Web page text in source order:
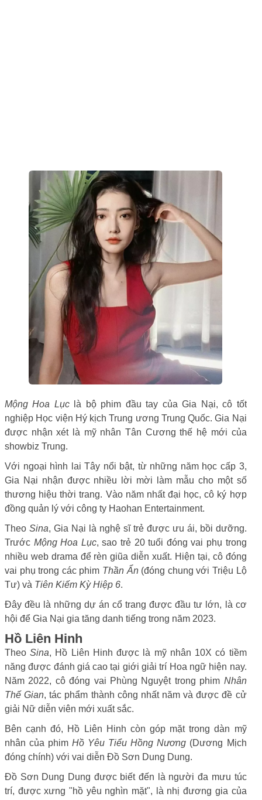
Mộng Hoa Lụclà bộ phim đầu tay của Gia Nại, cô tốt
nghiệp Học viện Hý kịch Trung ương Trung Quốc. Gia Nại
được nhận xét là mỹ nhân Tân Cương thế hệ mới của
showbiz Trung.
Với ngoại hình lai Tây nổi bật, từ những năm học cấp 3,
Gia Nại nhận được nhiều lời mời làm mẫu cho một số
thương hiệu thời trang. Vào năm nhất đại học, cô ký hợp
đồng quản lý với công ty Haohan Entertainment.
Theo Sina, Gia Nại là nghệ sĩ trẻ được ưu ái, bồi dưỡng.
Trước Mộng Hoa Lục, sao trẻ 20 tuổi đóng vai phụ trong
nhiều web drama để rèn giũa diễn xuất. Hiện tại, cô đóng
vai phụ trong các phim Thần Ẩn (đóng chung với Triệu Lộ
Tư) và Tiên Kiếm Kỳ Hiệp 6.
Đây đều là những dự án cổ trang được đầu tư lớn, là cơ
hội để Gia Nại gia tăng danh tiếng trong năm 2023.
Hồ Liên Hinh
TheoSina, Hồ Liên Hinh được là mỹ nhân 10X có tiềm
năng được đánh giá cao tại giới giải trí Hoa ngữ hiện nay.
Năm 2022, cô đóng vai Phùng Nguyệt trong phim Nhân
Thế Gian, tác phẩm thành công nhất năm và được đề cử
giải Nữ diễn viên mới xuất sắc.
Bên cạnh đó, Hồ Liên Hinh còn góp mặt trong dàn mỹ
nhân của phimHồ Yêu Tiểu Hồng Nương (Dương Mịch
đóng chính) với vai diễn Đồ Sơn Dung Dung.
Đồ Sơn Dung Dung được biết đến là người đa mưu túc
trí, được xưng "hồ yêu nghìn mặt", là nhị đương gia của